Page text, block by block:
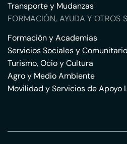
Transporte y Mudanzas
FORMACIÓN, AYUDA Y OTROS
Formación y Academias
Servicios Sociales y
Turismo, Ocio y Cultura
Agro y Medio Ambiente
Movilidad y Servicios de Apoyo